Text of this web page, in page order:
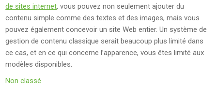
de sites internet, vous pouvez non seulement ajouter du
contenu simple comme des textes et des images, mais vous
pouvez également concevoir un site Web entier. Un système de
gestion de contenu classique serait beaucoup plus limité dans
ce cas, et en ce qui concerne l’apparence, vous êtes limité aux
modèles disponibles.
Non classé